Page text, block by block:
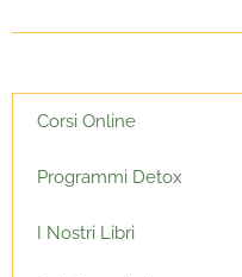
Corsi Online
Programmi Detox
I Nostri Libri